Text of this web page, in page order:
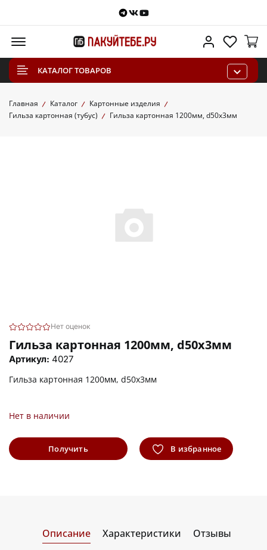
Telegram
VKontakte
Youtube
Личный
КАТАЛОГ ТОВАРОВ
Главная Каталог
Картонные изделия
Гильза картонная (тубус)
Гильза картонная 1200мм, d50x3мм
Нет оценок
Гильза картонная 1200мм, d50x3мм
Артикул: 4027
Гильза картонная 1200мм, d50x3мм
Нет в наличии
Получить В избранное
Описание Характеристики Отзывы